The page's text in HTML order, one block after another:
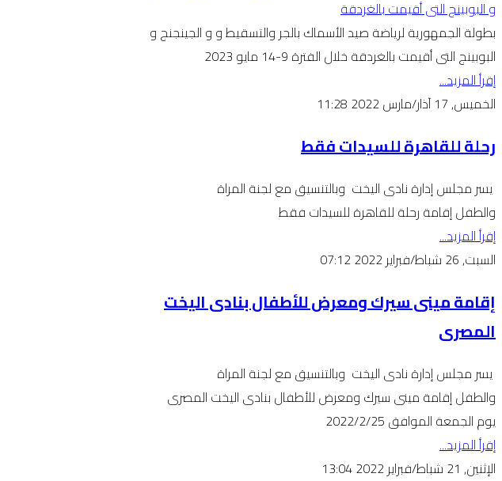
بطولة الجمهورية لرياضة صيد الأسماك بالجر والتسقيط و و الجينجنج و
البوبينج التى أقيمت بالغردقة خلال الفترة 9-14 مايو 2023
إقرأ المزيد...
الخميس, 17 آذار/مارس 2022 11:28
رحلة للقاهرة للسيدات فقط
يسر مجلس إدارة نادى اليخت وبالتنسيق مع لجنة المراة
والطفل إقامة رحلة للقاهرة للسيدات فقط
إقرأ المزيد...
السبت, 26 شباط/فبراير 2022 07:12
إقامة مينى سيرك ومعرض للأطفال بنادى اليخت
المصرى
يسر مجلس إدارة نادى اليخت وبالتنسيق مع لجنة المراة
والطفل إقامة مينى سيرك ومعرض للأطفال بنادى اليخت المصرى
يوم الجمعة الموافق 2022/2/25
إقرأ المزيد...
الإثنين, 21 شباط/فبراير 2022 13:04